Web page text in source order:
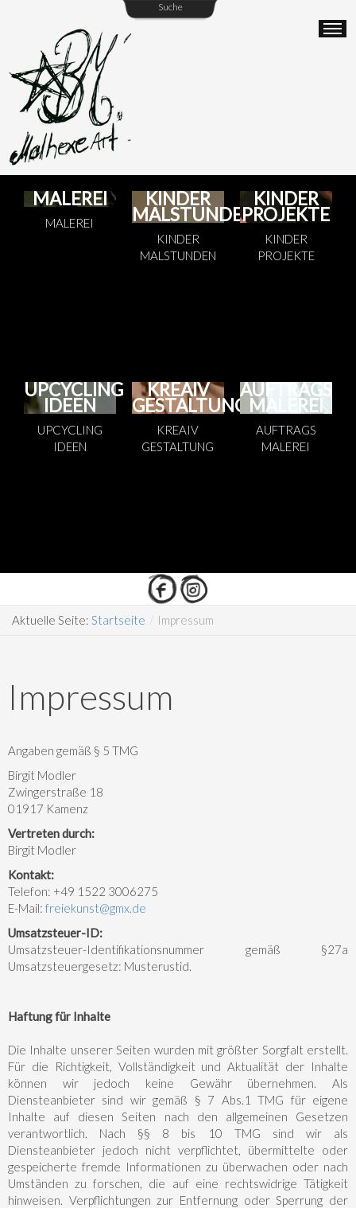
Suche
MALEREI
MALEREI
KINDER
MALSTUNDEN
KINDER
MALSTUNDEN
KINDER
PROJEKTE
KINDER
PROJEKTE
UPCYCLING
IDEEN
UPCYCLING
IDEEN
KREAIV
GESTALTUNG
KREAIV
GESTALTUNG
AUFTRAGS
MALEREI
AUFTRAGS
MALEREI
Aktuelle Seite: Startseite / Impressum
Impressum
Angaben gemäß § 5 TMG
Birgit Modler
Zwingerstraße 18
01917 Kamenz
Vertreten durch:
Birgit Modler
Kontakt:
Telefon: +49 1522 3006275
E-Mail: freiekunst@gmx.de
Umsatzsteuer-ID:
Umsatzsteuer-Identifikationsnummer gemäß §27a
Umsatzsteuergesetz: Musterustid.
Haftung für Inhalte
Die Inhalte unserer Seiten wurden mit größter Sorgfalt erstellt.
Für die Richtigkeit, Vollständigkeit und Aktualität der Inhalte
können wir jedoch keine Gewähr übernehmen. Als
Diensteanbieter sind wir gemäß § 7 Abs.1 TMG für eigene
Inhalte auf diesen Seiten nach den allgemeinen Gesetzen
verantwortlich. Nach §§ 8 bis 10 TMG sind wir als
Diensteanbieter jedoch nicht verpflichtet, übermittelte oder
gespeicherte fremde Informationen zu überwachen oder nach
Umständen zu forschen, die auf eine rechtswidrige Tätigkeit
hinweisen. Verpflichtungen zur Entfernung oder Sperrung der